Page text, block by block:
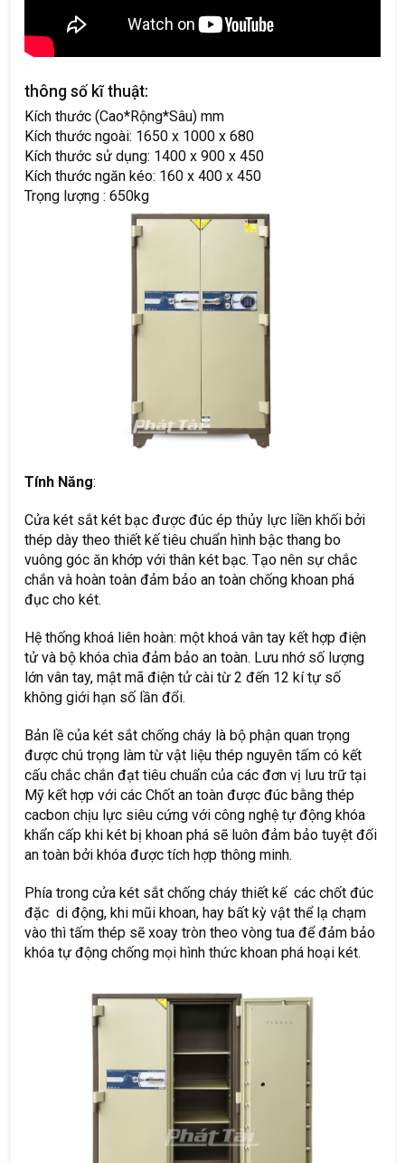
thông số kĩ thuật:
Kích thước (Cao*Rộng*Sâu) mm
Kích thước ngoài: 1650 x 1000 x 680
Kích thước sử dụng: 1400 x 900 x 450
Kích thước ngăn kéo: 160 x 400 x 450
Trọng lượng : 650kg
Tính Năng:
Cửa két sắt két bạc được đúc ép thủy lực liền khối bởi
thép dày theo thiết kế tiêu chuẩn hình bậc thang bo
vuông góc ăn khớp với thân két bạc. Tạo nên sự chắc
chắn và hoàn toàn đảm bảo an toàn chống khoan phá
đục cho két.
Hệ thống khoá liên hoàn: một khoá vân tay kết hợp điện
tử và bộ khóa chìa đảm bảo an toàn. Lưu nhớ số lượng
lớn vân tay, mật mã điện tử cài từ 2 đến 12 kí tự số
không giới hạn số lần đổi.
Bản lề của két sắt chống cháy là bộ phận quan trọng
được chú trọng làm từ vật liệu thép nguyên tấm có kết
cấu chắc chắn đạt tiêu chuẩn của các đơn vị lưu trữ tại
Mỹ kết hợp với các Chốt an toàn được đúc bằng thép
cacbon chịu lực siêu cứng với công nghệ tự động khóa
khẩn cấp khi két bị khoan phá sẽ luôn đảm bảo tuyệt đối
an toàn bởi khóa được tích hợp thông minh.
Phía trong cửa két sắt chống cháy thiết kế các chốt đúc
đặc di động, khi mũi khoan, hay bất kỳ vật thể lạ chạm
vào thì tấm thép sẽ xoay tròn theo vòng tua để đảm bảo
khóa tự động chống mọi hình thức khoan phá hoại két.